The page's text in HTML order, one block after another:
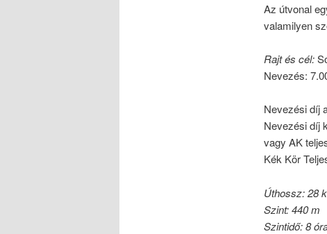
Az útvonal
valamilyen
Rajt és cél:
Nevezés:
Nevezési díj
Nevezési díj
vagy AK
Kék Kör
Úthossz: 28
Szint: 440 m
Szintidő: 8